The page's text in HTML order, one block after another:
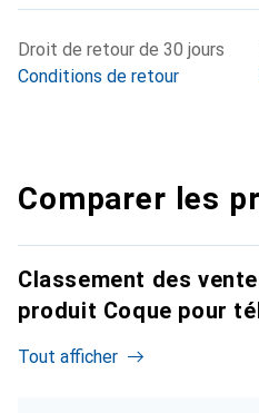
Droit de retour de 30 jours
Conditions de retour
Comparer les
Classement des
produit Coque pour
Tout afficher